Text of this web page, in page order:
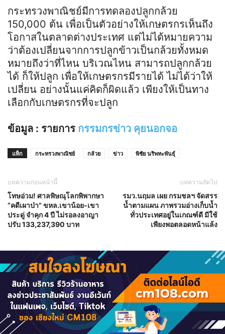
กระทรวงพาณิชย์มีการทดลองปลูกกล้วย
150,000 ต้น เพื่อเป็นตัวอย่างให้เกษตรกรเห็นถึง
โอกาสในตลาดต่างประเทศ แต่ไม่ได้หมายความ
ว่าต้องเปลี่ยนจากการปลูกข้าวเป็นกล้วยทั้งหมด
หมายถึงว่าที่ไหน บริเวณไหน สามารถปลูกกล้วย
ได้ ก็ให้ปลูก เพื่อให้เกษตรกรมีรายได้ ไม่ได้ว่าให้
เปลี่ยน อย่างนั้นแค่คิดก็ผิดแล้ว เพียงให้เป็นทาง
เลือกกับเกษตรกรที่จะปลูก
ข้อมูล : รายการ กรรมกรข่าว คุยนอกจอ
แท็ก กระทรวงพาณิชย์ กล้วย ข่าว พิชัย นริพทะพันธุ์
บทความก่อนหน้านี้
โทษอ่วม! ศาลพิษณุโลกพิพากษา
“คดีเผาป่า” ขหล.เขาน้อย-เขา
ประดู่ จำคุก 4 ปี ไม่รอลงอาญา
ปรับ 133,237,390 บาท
บทความถัดไป
รมว.นฤมล เผย กรมชลฯ จัดสรร
น้ำตามแผน ภาพรวมอ่างเก็บน้ำ
ทั่วประเทศอยู่ในเกณฑ์ดี มีใช้
เพียงพอตลอดหน้าแล้ง